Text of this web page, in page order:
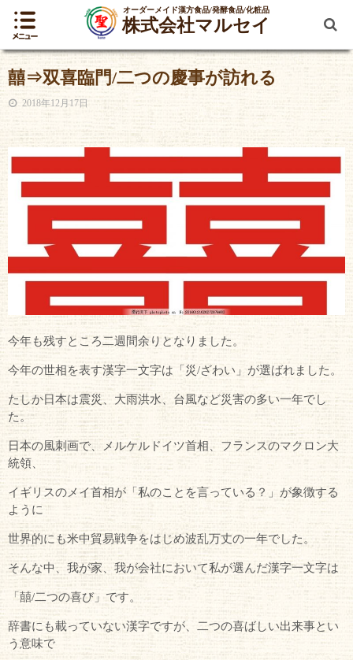
オーダーメイド漢方食品/発酵食品/化粧品
株式会社マルセイ
囍⇒双喜臨門/二つの慶事が訪れる
2018年12月17日
今年も残すところ二週間余りとなりました。
今年の世相を表す漢字一文字は「災/ざわい」が選ばれました。
たしか日本は震災、大雨洪水、台風など災害の多い一年でし
た。
日本の風刺画で、メルケルドイツ首相、フランスのマクロン大
統領、
イギリスのメイ首相が「私のことを言っている？」が象徴する
ように
世界的にも米中貿易戦争をはじめ波乱万丈の一年でした。
そんな中、我が家、我が会社において私が選んだ漢字一文字は
「囍/二つの喜び」です。
辞書にも載っていない漢字ですが、二つの喜ばしい出来事とい
う意味で